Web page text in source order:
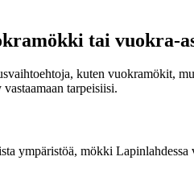
tai vuokra-
kuten vuokramökit,
tarpeisiisi.
ympäristöä, mökki